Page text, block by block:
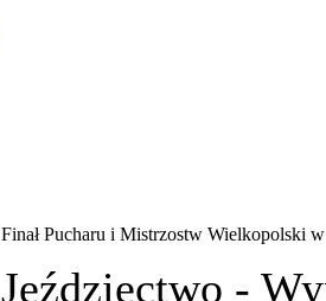
Finał Pucharu i Mistrzostw Wielkopolski
Jeździectwo -